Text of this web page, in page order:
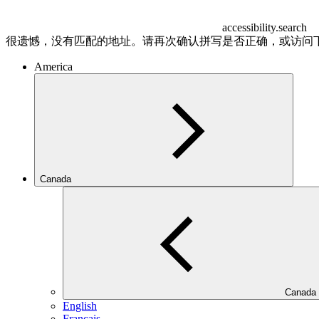
accessibility.search
很遗憾，没有匹配的地址。请再次确认拼写是否正确，或访问
America
Canada
Canada
English